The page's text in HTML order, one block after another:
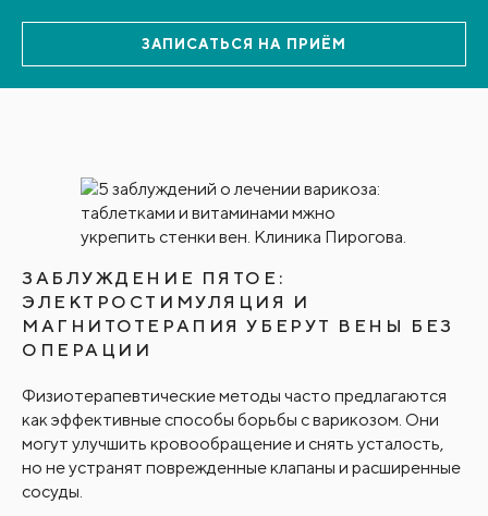
ЗАПИСАТЬСЯ НА ПРИЁМ
ЗАБЛУЖДЕНИЕ ПЯТОЕ:
ЭЛЕКТРОСТИМУЛЯЦИЯ И
МАГНИТОТЕРАПИЯ УБЕРУТ ВЕНЫ БЕЗ
ОПЕРАЦИИ
Физиотерапевтические методы часто предлагаются
как эффективные способы борьбы с варикозом. Они
могут улучшить кровообращение и снять усталость,
но не устранят поврежденные клапаны и расширенные
сосуды.